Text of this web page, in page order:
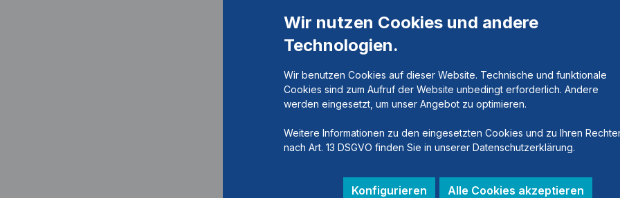
Wir nutzen Cookies und andere
Technologien.
Wir benutzen Cookies auf dieser Website. Technische und funktionale
Cookies sind zum Aufruf der Website unbedingt erforderlich. Andere
werden eingesetzt, um unser Angebot zu optimieren.
Weitere Informationen zu den eingesetzten Cookies und zu Ihren
nach Art. 13 DSGVO finden Sie in unserer Datenschutzerklärung.
Konfigurieren
Alle Cookies akzeptieren